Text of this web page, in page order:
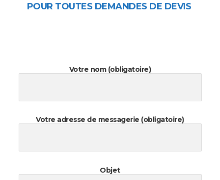
POUR TOUTES DEMANDES DE DEVIS
Votre nom (obligatoire)
Votre adresse de messagerie (obligatoire)
Objet